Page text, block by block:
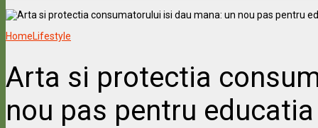
HomeLifestyle
Arta si protectia
nou pas pentru